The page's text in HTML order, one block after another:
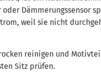
Dämmerungssensor
weil sie nicht
reinigen und
Sitz prüfen.